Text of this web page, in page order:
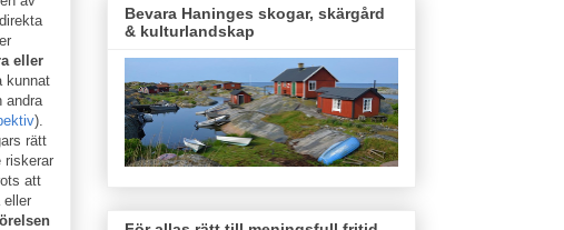
eller
kunnat
andra
).
rätt
riskerar
att
eller
Bevara Haninges skogar, skärgård
& kulturlandskap